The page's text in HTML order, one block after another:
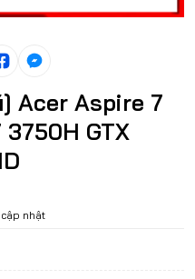
Acer Aspire 7
3750H GTX
nhật